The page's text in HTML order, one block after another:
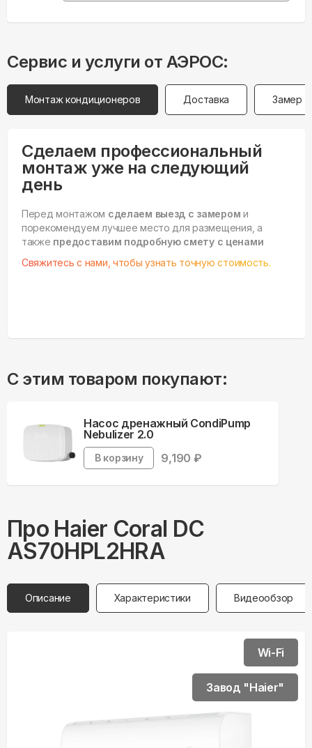
Сервис и услуги от АЭРОС:
Монтаж кондиционеров Доставка Замер
Сделаем профессиональный
монтаж уже на следующий
день
Перед монтажом сделаем выезд с замером и
порекомендуем лучшее место для размещения, а
также предоставим подробную смету с ценами
Свяжитесь с нами, чтобы узнать точную стоимость.
С этим товаром покупают:
Насос дренажный CondiPump
Nebulizer 2.0
В корзину 9,190 ₽
Про Haier Coral DC
AS70HPL2HRA
Описание Характеристики Видеообзор
Wi-Fi
Завод "Haier"